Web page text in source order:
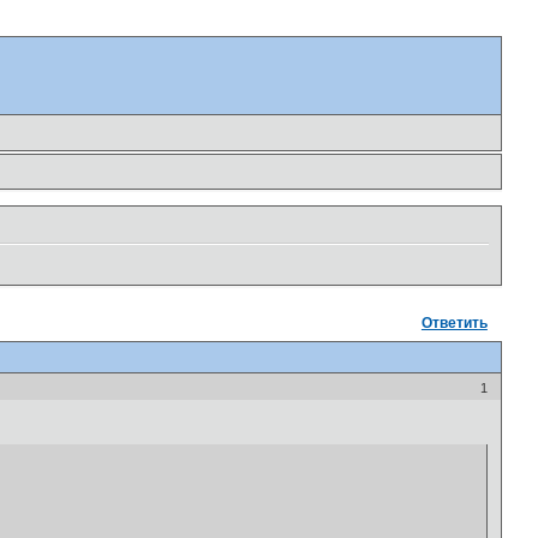
Ответить
1